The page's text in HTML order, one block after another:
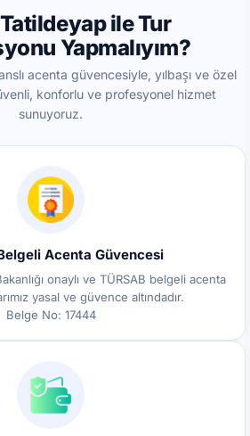
ile Tur
Yapmalıyım?
acenta güvencesiyle, yılbaşı ve özel
konforlu ve profesyonel hizmet
sunuyoruz.
Acenta Güvencesi
onaylı ve TÜRSAB belgeli acenta
yasal ve güvence altındadır.
Belge No: 17444